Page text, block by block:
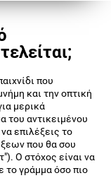
που
και την οπτική
μερικά
του αντικειμένου
επιλέξεις το
που θα σου
Ο στόχος είναι να
το γράμμα όσο πιο